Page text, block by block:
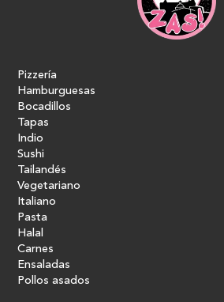
Pizzería
Hamburguesas
Bocadillos
Tapas
Indio
Sushi
Tailandés
Vegetariano
Italiano
Pasta
Halal
Carnes
Ensaladas
Pollos asados